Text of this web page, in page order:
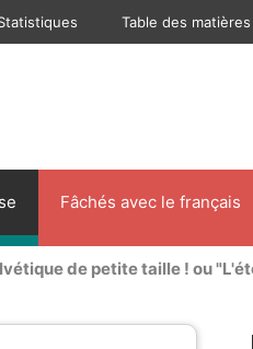
Table des matières
Fâchés avec le français
de petite taille ! ou